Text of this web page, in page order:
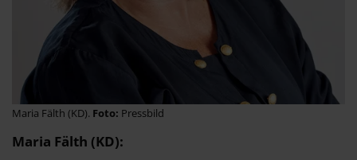
Maria Fälth (KD). Pressbild
Maria Fälth (KD):